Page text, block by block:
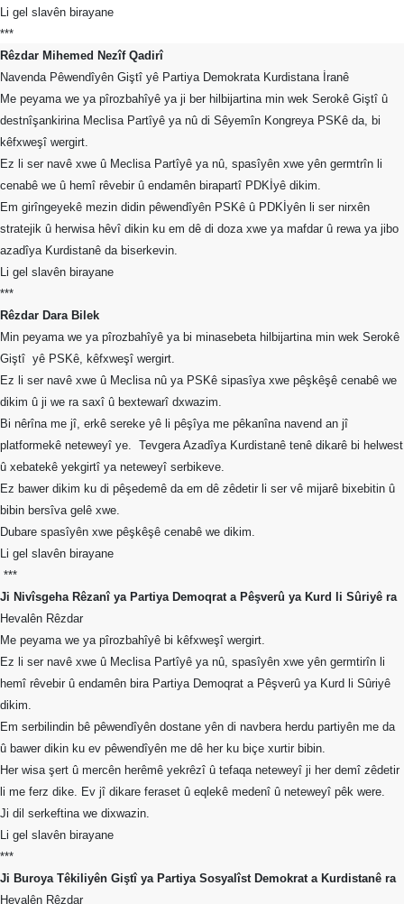
Basından
Basın
Açıklamaları
Etkinlikler
Ziyaretler
TV
YAYıNLAR
Broşür
Raporlar
Deklerasyonlar
İLETIŞIM
Li gel slavên birayane
***
Rêzdar Mihemed Nezîf Qadirî
Navenda Pêwendîyên Giştî yê Partiya Demokrata Kurdistana İranê
Me peyama we ya pîrozbahîyê ya ji ber hilbijartina min wek Serokê Giştî û
destnîşankirina Meclisa Partîyê ya nû di Sêyemîn Kongreya PSKê da, bi
kêfxweşî wergirt.
Ez li ser navê xwe û Meclisa Partîyê ya nû, spasîyên xwe yên germtrîn li
cenabê we û hemî rêvebir û endamên birapartî PDKİyê dikim.
Em girîngeyekê mezin didin pêwendîyên PSKê û PDKİyên li ser nirxên
stratejik û herwisa hêvî dikin ku em dê di doza xwe ya mafdar û rewa ya jibo
azadîya Kurdistanê da biserkevin.
Li gel slavên birayane
***
Rêzdar Dara Bilek
Min peyama we ya pîrozbahîyê ya bi minasebeta hilbijartina min wek Serokê
Giştî yê PSKê, kêfxweşî wergirt.
Ez li ser navê xwe û Meclisa nû ya PSKê sipasîya xwe pêşkêşê cenabê we
dikim û ji we ra saxî û bextewarî dxwazim.
Bi nêrîna me jî, erkê sereke yê li pêşîya me pêkanîna navend an jî
platformekê neteweyî ye.
Tevgera Azadîya Kurdistanê tenê dikarê bi helwest
û xebatekê yekgirtî ya neteweyî serbikeve.
Ez bawer dikim ku di pêşedemê da em dê zêdetir li ser vê mijarê bixebitin û
bibin bersîva gelê xwe.
Dubare spasîyên xwe pêşkêşê cenabê we dikim.
Li gel slavên birayane
***
Ji Nivîsgeha Rêzanî ya Partiya Demoqrat a Pêşverû ya Kurd li Sûriyê ra
Hevalên Rêzdar
Me peyama we ya pîrozbahîyê bi kêfxweşî wergirt.
Ez li ser navê xwe û Meclisa Partîyê ya nû, spasîyên xwe yên germtirîn li
hemî rêvebir û endamên bira Partiya Demoqrat a Pêşverû ya Kurd li Sûriyê
dikim.
Em serbilindin bê pêwendîyên dostane yên di navbera herdu partiyên me da
û bawer dikin ku ev pêwendîyên me dê her ku biçe xurtir bibin.
Her wisa şert û mercên herêmê yekrêzî û tefaqa neteweyî ji her demî zêdetir
li me ferz dike. Ev jî dikare feraset û eqlekê medenî û neteweyî pêk were.
Ji dil serkeftina we dixwazin.
Li gel slavên birayane
***
Ji Buroya Têkiliyên Giştî ya Partiya Sosyalîst Demokrat a Kurdistanê ra
Hevalên Rêzdar